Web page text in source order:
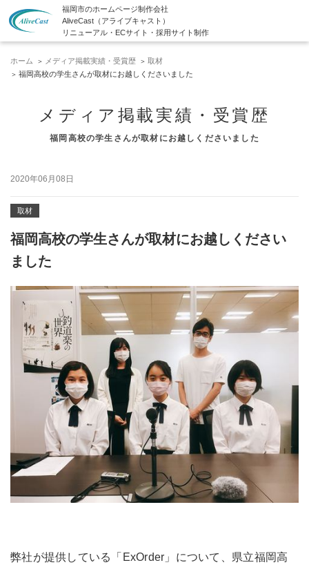
福岡市のホームページ制作会社
AliveCast（アライブキャスト）
リニューアル・ECサイト・採用サイト制作
ホーム メディア掲載実績・受賞歴
取材
福岡高校の学生さんが取材にお越しくださいました
メディア掲載実績・受賞歴
福岡高校の学生さんが取材にお越しくださいました
2020年06月08日
取材
福岡高校の学生さんが取材にお越しください
ました
弊社が提供している「ExOrder」について、県立福岡高